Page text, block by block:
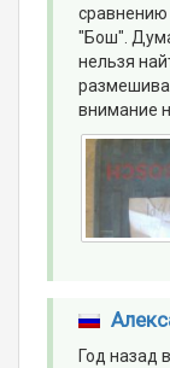
сравнению
"Бош".
нельзя
внимание
Год назад